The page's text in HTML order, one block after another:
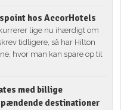
hos AccorHotels
lige nu ihærdigt om
tidligere, så har Hilton
hvor man kan spare op til
med billige
destinationer